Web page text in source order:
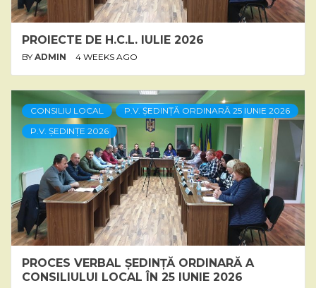
PROIECTE DE H.C.L. IULIE 2026
BY ADMIN 4 WEEKS AGO
CONSILIU LOCAL
P.V. ȘEDINȚĂ ORDINARĂ 25 IUNIE 2026
P.V. ȘEDINȚE 2026
PROCES VERBAL ȘEDINȚĂ ORDINARĂ A
CONSILIULUI LOCAL ÎN 25 IUNIE 2026